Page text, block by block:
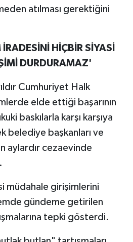
atılması gerektiğini
HİÇBİR SİYASİ
DURDURAMAZ'
Cumhuriyet Halk
elde ettiği başarının
baskılarla karşı karşıya
belediye başkanları ve
aylardır cezaevinde
müdahale girişimlerini
gündeme getirilen
tepki gösterdi.